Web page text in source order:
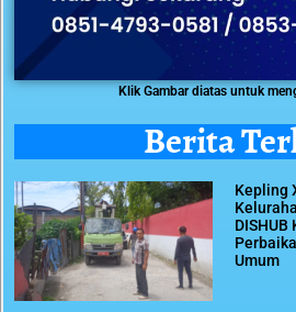
Klik Gambar diatas untuk
Berita
Kepling
Umum